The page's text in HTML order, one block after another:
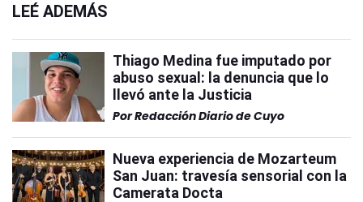
LEÉ ADEMÁS
Thiago Medina fue imputado por
abuso sexual: la denuncia que lo
llevó ante la Justicia
PorRedacción Diario de Cuyo
Nueva experiencia de Mozarteum
San Juan: travesía sensorial con la
Camerata Docta